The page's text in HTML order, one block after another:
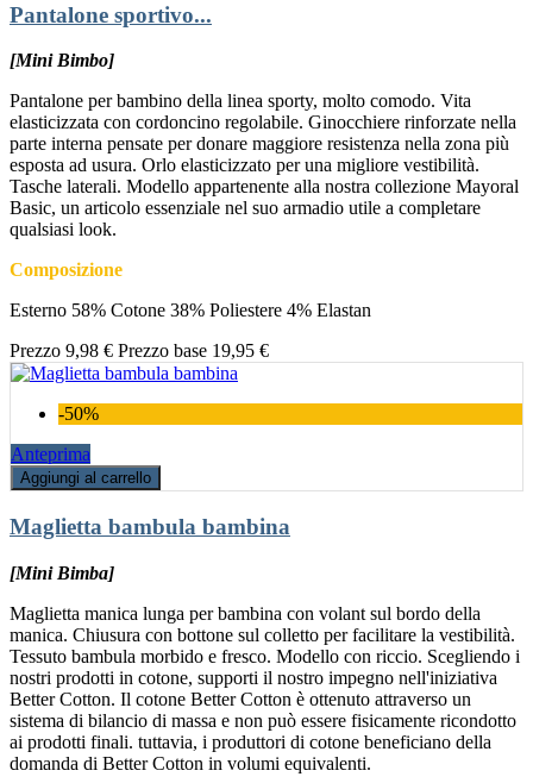
Pantalone sportivo...
[Mini Bimbo]
Pantalone per bambino della linea sporty, molto comodo. Vita
elasticizzata con cordoncino regolabile. Ginocchiere rinforzate nella
parte interna pensate per donare maggiore resistenza nella zona più
esposta ad usura. Orlo elasticizzato per una migliore vestibilità.
Tasche laterali. Modello appartenente alla nostra collezione Mayoral
Basic, un articolo essenziale nel suo armadio utile a completare
qualsiasi look.
Composizione
Esterno 58% Cotone 38% Poliestere 4% Elastan
Prezzo 9,98 € Prezzo base 19,95 €
-50%
Anteprima
Aggiungi al carrello
Maglietta bambula bambina
[Mini Bimba]
Maglietta manica lunga per bambina con volant sul bordo della
manica. Chiusura con bottone sul colletto per facilitare la vestibilità.
Tessuto bambula morbido e fresco. Modello con riccio. Scegliendo i
nostri prodotti in cotone, supporti il nostro impegno nell'iniziativa
Better Cotton. Il cotone Better Cotton è ottenuto attraverso un
sistema di bilancio di massa e non può essere fisicamente ricondotto
ai prodotti finali. tuttavia, i produttori di cotone beneficiano della
domanda di Better Cotton in volumi equivalenti.